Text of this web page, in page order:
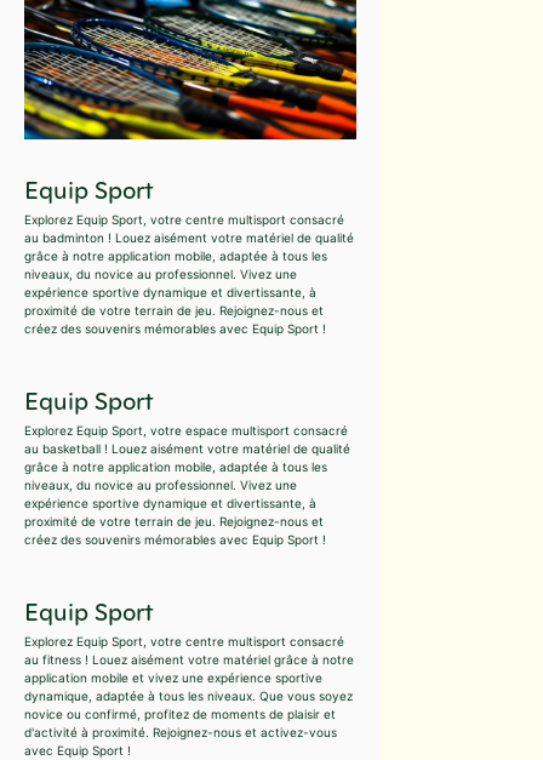
Equip Sport
Explorez Equip Sport, votre centre multisport consacré
au badminton ! Louez aisément votre matériel de qualité
grâce à notre application mobile, adaptée à tous les
niveaux, du novice au professionnel. Vivez une
expérience sportive dynamique et divertissante, à
proximité de votre terrain de jeu. Rejoignez-nous et
créez des souvenirs mémorables avec Equip Sport !
Equip Sport
Explorez Equip Sport, votre espace multisport consacré
au basketball ! Louez aisément votre matériel de qualité
grâce à notre application mobile, adaptée à tous les
niveaux, du novice au professionnel. Vivez une
expérience sportive dynamique et divertissante, à
proximité de votre terrain de jeu. Rejoignez-nous et
créez des souvenirs mémorables avec Equip Sport !
Equip Sport
Explorez Equip Sport, votre centre multisport consacré
au fitness ! Louez aisément votre matériel grâce à notre
application mobile et vivez une expérience sportive
dynamique, adaptée à tous les niveaux. Que vous soyez
novice ou confirmé, profitez de moments de plaisir et
d'activité à proximité. Rejoignez-nous et activez-vous
avec Equip Sport !